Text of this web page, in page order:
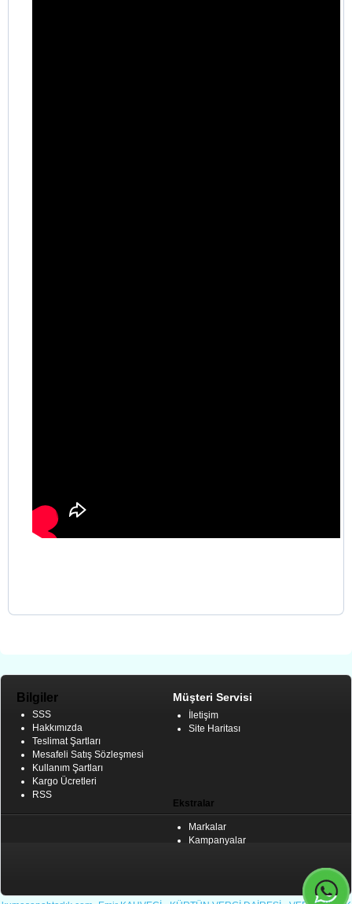
Bilgiler
SSS
Hakkımızda
Teslimat Şartları
Mesafeli Satış Sözleşmesi
Kullanım Şartları
Kargo Ücretleri
RSS
Müşteri Servisi
İletişim
Site Haritası
Ekstralar
Markalar
Kampanyalar